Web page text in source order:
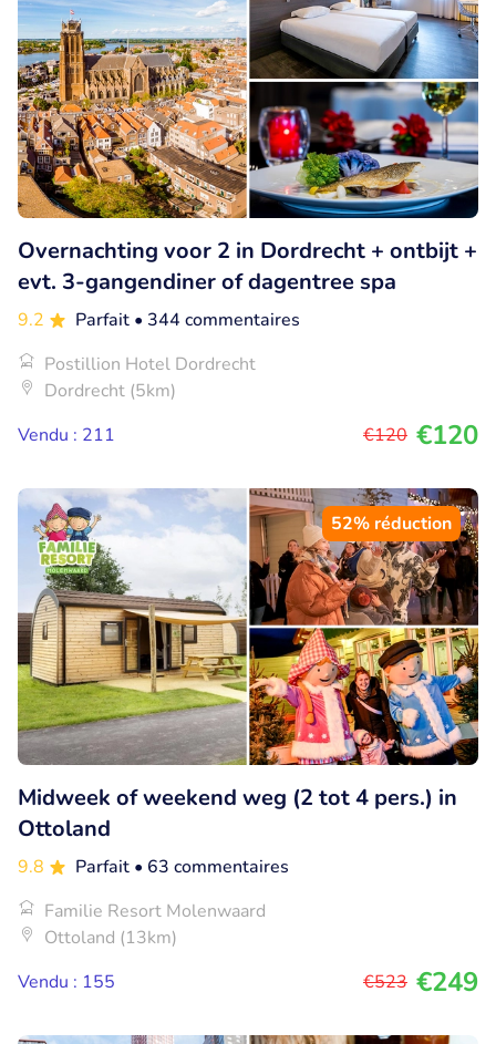
Overnachting voor 2 in Dordrecht + ontbijt +
evt. 3-gangendiner of dagentree spa
9.2 Parfait • 344 commentaires
Postillion Hotel Dordrecht
Dordrecht (5km)
Vendu : 211
€120 €120
52% réduction
Midweek of weekend weg (2 tot 4 pers.) in
Ottoland
9.8 Parfait • 63 commentaires
Familie Resort Molenwaard
Ottoland (13km)
Vendu : 155
€523 €249